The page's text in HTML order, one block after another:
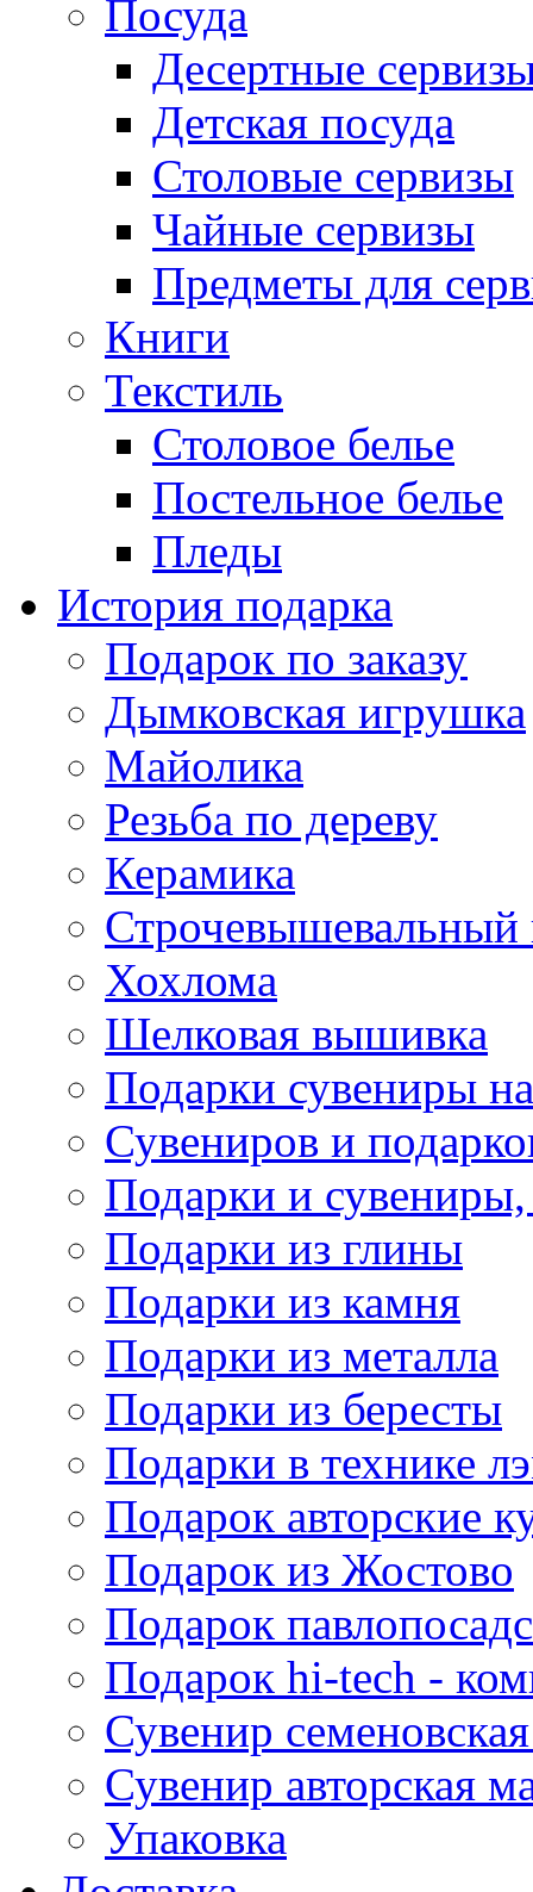
Посуда
Десертные
Детская посуда
Столовые сервизы
Чайные сервизы
Предметы для
Книги
Текстиль
Столовое белье
Постельное белье
Пледы
История подарка
Подарок по заказу
Дымковская игрушка
Майолика
Резьба по дереву
Керамика
Хохлома
Шелковая вышивка
Подарки сувениры
Сувениров и
Подарки и сувениры,
Подарки из глины
Подарки из камня
Подарки из металла
Подарки из бересты
Подарки в технике
Подарок авторские
Подарок из Жостово
Подарок
Подарок hi-tech -
Сувенир
Сувенир авторская
Упаковка